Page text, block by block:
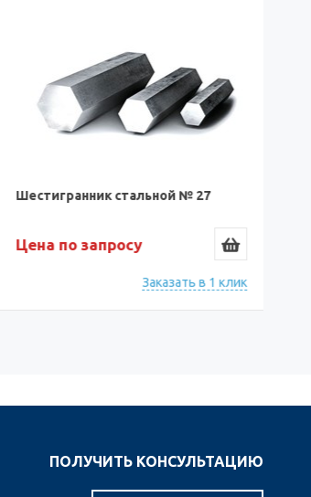
Шестигранник стальной № 27
Цена по запросу
Заказать в 1 клик
ПОЛУЧИТЬ КОНСУЛЬТАЦИЮ